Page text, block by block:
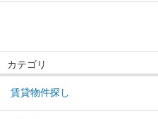
カテゴリ
賃貸物件探し